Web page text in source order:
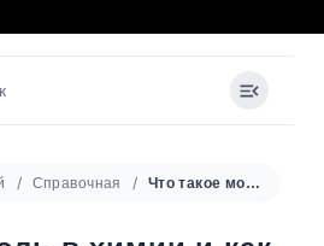
Справочная Что такое моль в химии и как ее понимать